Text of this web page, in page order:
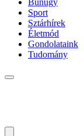
Bűnügy
Sport
Sztárhírek
Életmód
Gondolataink
Tudomány